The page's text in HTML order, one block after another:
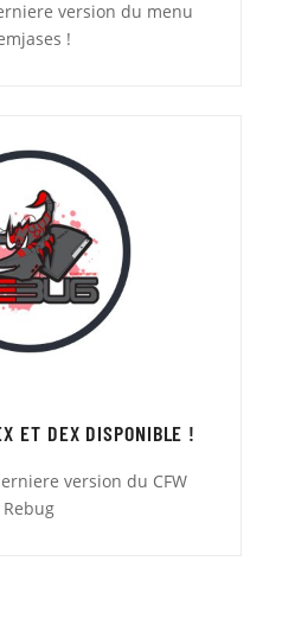
version du menu
!
ET DEX DISPONIBLE !
version du CFW
Rebug